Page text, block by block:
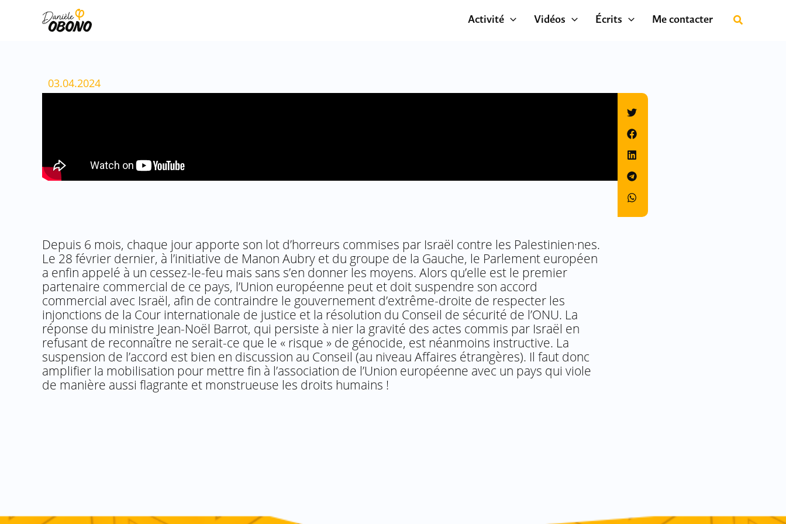
Activité Vidéos Écrits Me contacter
03.04.2024
Depuis 6 mois, chaque jour apporte son lot d’horreurs commises par Israël contre les Palestinien·nes.
Le 28 février dernier, à l’initiative de Manon Aubry et du groupe de la Gauche, le Parlement européen
a enfin appelé à un cessez-le-feu mais sans s’en donner les moyens. Alors qu’elle est le premier
partenaire commercial de ce pays, l’Union européenne peut et doit suspendre son accord
commercial avec Israël, afin de contraindre le gouvernement d’extrême-droite de respecter les
injonctions de la Cour internationale de justice et la résolution du Conseil de sécurité de l’ONU. La
réponse du ministre Jean-Noël Barrot, qui persiste à nier la gravité des actes commis par Israël en
refusant de reconnaître ne serait-ce que le « risque » de génocide, est néanmoins instructive. La
suspension de l’accord est bien en discussion au Conseil (au niveau Affaires étrangères). Il faut donc
amplifier la mobilisation pour mettre fin à l’association de l’Union européenne avec un pays qui viole
de manière aussi flagrante et monstrueuse les droits humains !